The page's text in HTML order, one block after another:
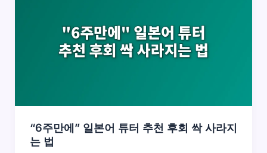
“6주만에” 일본어 튜터 추천 후회 싹 사라지
는 법